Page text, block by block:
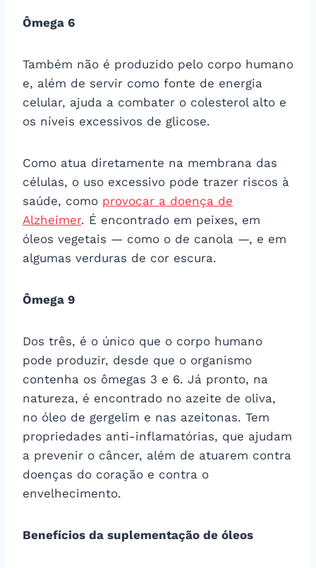
Ômega 6
Também não é produzido pelo corpo humano
e, além de servir como fonte de energia
celular, ajuda a combater o colesterol alto e
os níveis excessivos de glicose.
Como atua diretamente na membrana das
células, o uso excessivo pode trazer riscos à
saúde, como provocar a doença de
Alzheimer. É encontrado em peixes, em
óleos vegetais — como o de canola —, e em
algumas verduras de cor escura.
Ômega 9
Dos três, é o único que o corpo humano
pode produzir, desde que o organismo
contenha os ômegas 3 e 6. Já pronto, na
natureza, é encontrado no azeite de oliva,
no óleo de gergelim e nas azeitonas. Tem
propriedades anti-inflamatórias, que ajudam
a prevenir o câncer, além de atuarem contra
doenças do coração e contra o
envelhecimento.
Benefícios da suplementação de óleos